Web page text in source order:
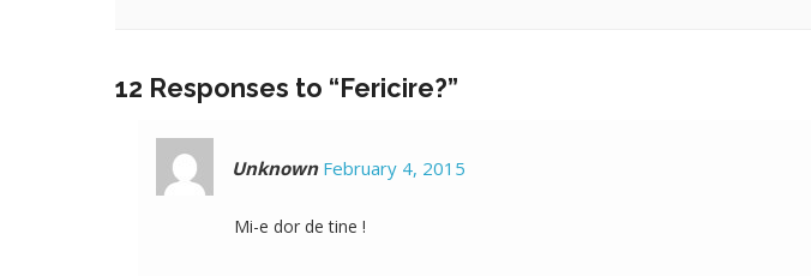
12 Responses to “Fericire?”
Unknown February 4, 2015
Mi-e dor de tine !